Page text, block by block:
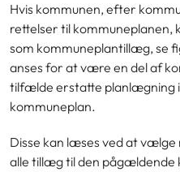
Hvis kommunen, efter
rettelser til kommuneplanen,
som kommuneplantillæg, se
anses for at være en del af
tilfælde erstatte planlægning i
kommuneplan.
Disse kan læses ved at
alle tillæg til den pågældende